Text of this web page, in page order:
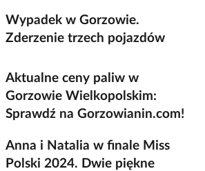
Wypadek w Gorzowie.
Zderzenie trzech pojazdów
Aktualne ceny paliw w
Gorzowie Wielkopolskim:
Sprawdź na Gorzowianin.com!
Anna i Natalia w finale Miss
Polski 2024. Dwie piękne